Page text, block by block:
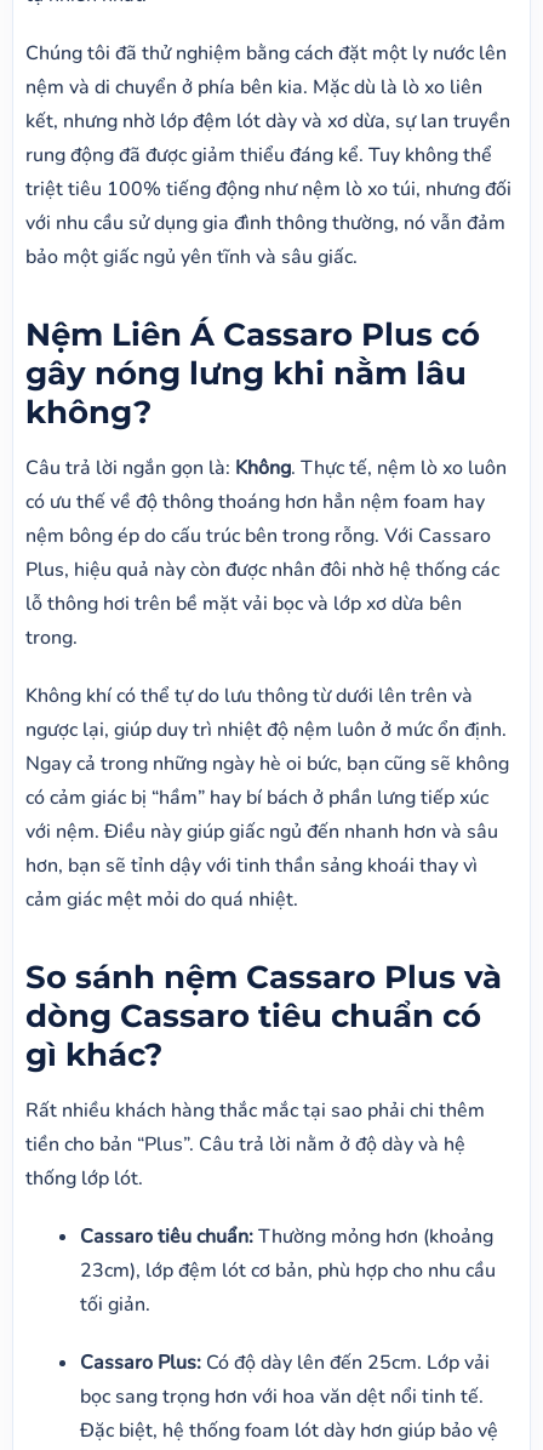
Chúng tôi đã thử nghiệm bằng cách đặt một ly nước lên
nệm và di chuyển ở phía bên kia. Mặc dù là lò xo liên
kết, nhưng nhờ lớp đệm lót dày và xơ dừa, sự lan truyền
rung động đã được giảm thiểu đáng kể. Tuy không thể
triệt tiêu 100% tiếng động như nệm lò xo túi, nhưng đối
với nhu cầu sử dụng gia đình thông thường, nó vẫn đảm
bảo một giấc ngủ yên tĩnh và sâu giấc.
Nệm Liên Á Cassaro Plus có
gây nóng lưng khi nằm lâu
không?
Câu trả lời ngắn gọn là: Không. Thực tế, nệm lò xo luôn
có ưu thế về độ thông thoáng hơn hẳn nệm foam hay
nệm bông ép do cấu trúc bên trong rỗng. Với Cassaro
Plus, hiệu quả này còn được nhân đôi nhờ hệ thống các
lỗ thông hơi trên bề mặt vải bọc và lớp xơ dừa bên
trong.
Không khí có thể tự do lưu thông từ dưới lên trên và
ngược lại, giúp duy trì nhiệt độ nệm luôn ở mức ổn định.
Ngay cả trong những ngày hè oi bức, bạn cũng sẽ không
có cảm giác bị “hầm” hay bí bách ở phần lưng tiếp xúc
với nệm. Điều này giúp giấc ngủ đến nhanh hơn và sâu
hơn, bạn sẽ tỉnh dậy với tinh thần sảng khoái thay vì
cảm giác mệt mỏi do quá nhiệt.
So sánh nệm Cassaro Plus và
dòng Cassaro tiêu chuẩn có
gì khác?
Rất nhiều khách hàng thắc mắc tại sao phải chi thêm
tiền cho bản “Plus”. Câu trả lời nằm ở độ dày và hệ
thống lớp lót.
Cassaro tiêu chuẩn:Thường mỏng hơn (khoảng
23cm), lớp đệm lót cơ bản, phù hợp cho nhu cầu
tối giản.
Cassaro Plus:Có độ dày lên đến 25cm. Lớp vải
bọc sang trọng hơn với hoa văn dệt nổi tinh tế.
Đặc biệt, hệ thống foam lót dày hơn giúp bảo vệ